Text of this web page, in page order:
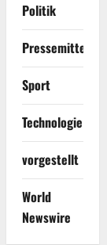
Politik
Sport
Technologie
vorgestellt
World
Newswire